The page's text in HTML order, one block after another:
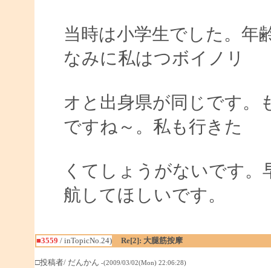
当時は小学生でした。年
なみに私はつボイノリ
オと出身県が同じです。
ですね～。私も行きた
くてしょうがないです
航してほしいです。
■3559 / inTopicNo.24) Re[2]: 大腿筋按摩
□投稿者/ だんかん -(2009/03/02(Mon) 22:06:28)